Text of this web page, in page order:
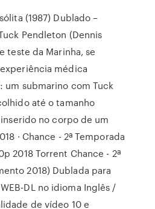
(1987) Dublado –
Pendleton (Dennis
teste da Marinha, se
médica
um submarino com Tuck
até o tamanho
no corpo de um
· Chance - 2ª Temporada
2018 Torrent Chance - 2ª
2018) Dublada para
DL no idioma Inglês /
de vídeo 10 e